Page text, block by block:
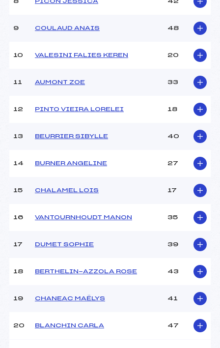
Ouvreurs C :
12H00
MOLLIER (SA)
Ouvreurs B :
ALLIOT-LUGAZ (SA)
Ouvreurs D :
Température arrivée :
U18->Mas
8 PICON JESSICA 42
9 COULAUD ANAIS 48
10 VALESINI FALIES KEREN 20
11 AUMONT ZOE 33
12 PINTO VIEIRA LORELEI 18
13 BEURRIER SIBYLLE 40
14 BURNER ANGELINE 27
15 CHALAMEL LOIS 17
16 VANTOURNHOUDT MANON 35
17 DUMET SOPHIE 39
18 BERTHELIN-AZZOLA ROSE 43
19 CHANEAC MAËLYS 41
20 BLANCHIN CARLA 47